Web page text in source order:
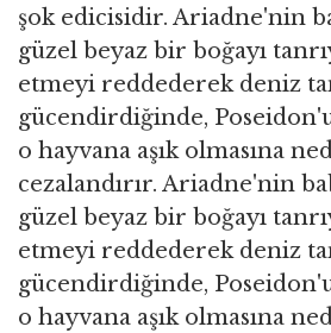
şok edicisidir. Ariadne'nin
güzel beyaz bir boğayı
etmeyi reddederek deniz
gücendirdiğinde,
o hayvana aşık olmasına
cezalandırır. Ariadne'nin
güzel beyaz bir boğayı
etmeyi reddederek deniz
gücendirdiğinde,
o hayvana aşık olmasına